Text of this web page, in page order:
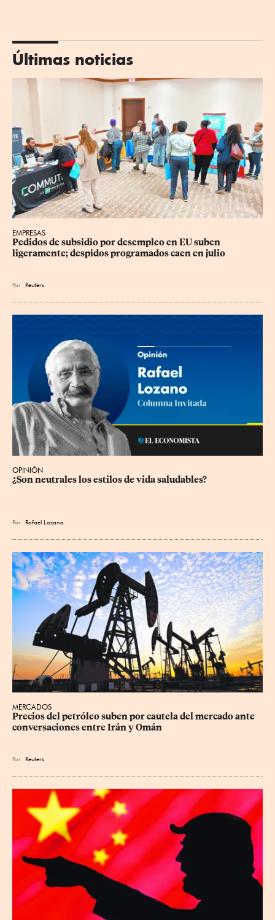
Últimas noticias
EMPRESAS
Pedidos de subsidio por desempleo en EU suben
ligeramente; despidos programados caen en julio
Por Reuters
OPINIÓN
¿Son neutrales los estilos de vida saludables?
Por Rafael Lozano
MERCADOS
Precios ⁠del petróleo suben por cautela del mercado ante
conversaciones entre Irán y Omán
Por Reuters